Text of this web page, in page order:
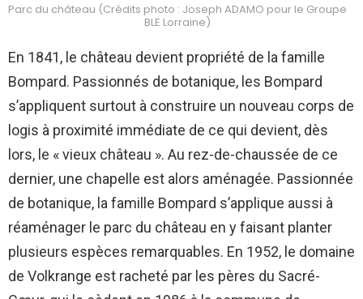
Parc du château (Crédits photo : Joseph ADAMO pour le Groupe
BLE Lorraine)
En 1841, le château devient propriété de la famille
Bompard. Passionnés de botanique, les Bompard
s’appliquent surtout à construire un nouveau corps de
logis à proximité immédiate de ce qui devient, dès
lors, le « vieux château ». Au rez-de-chaussée de ce
dernier, une chapelle est alors aménagée. Passionnée
de botanique, la famille Bompard s’applique aussi à
réaménager le parc du château en y faisant planter
plusieurs espèces remarquables. En 1952, le domaine
de Volkrange est racheté par les pères du Sacré-